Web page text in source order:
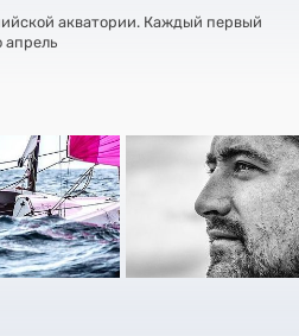
акватории. Каждый первый
апрель